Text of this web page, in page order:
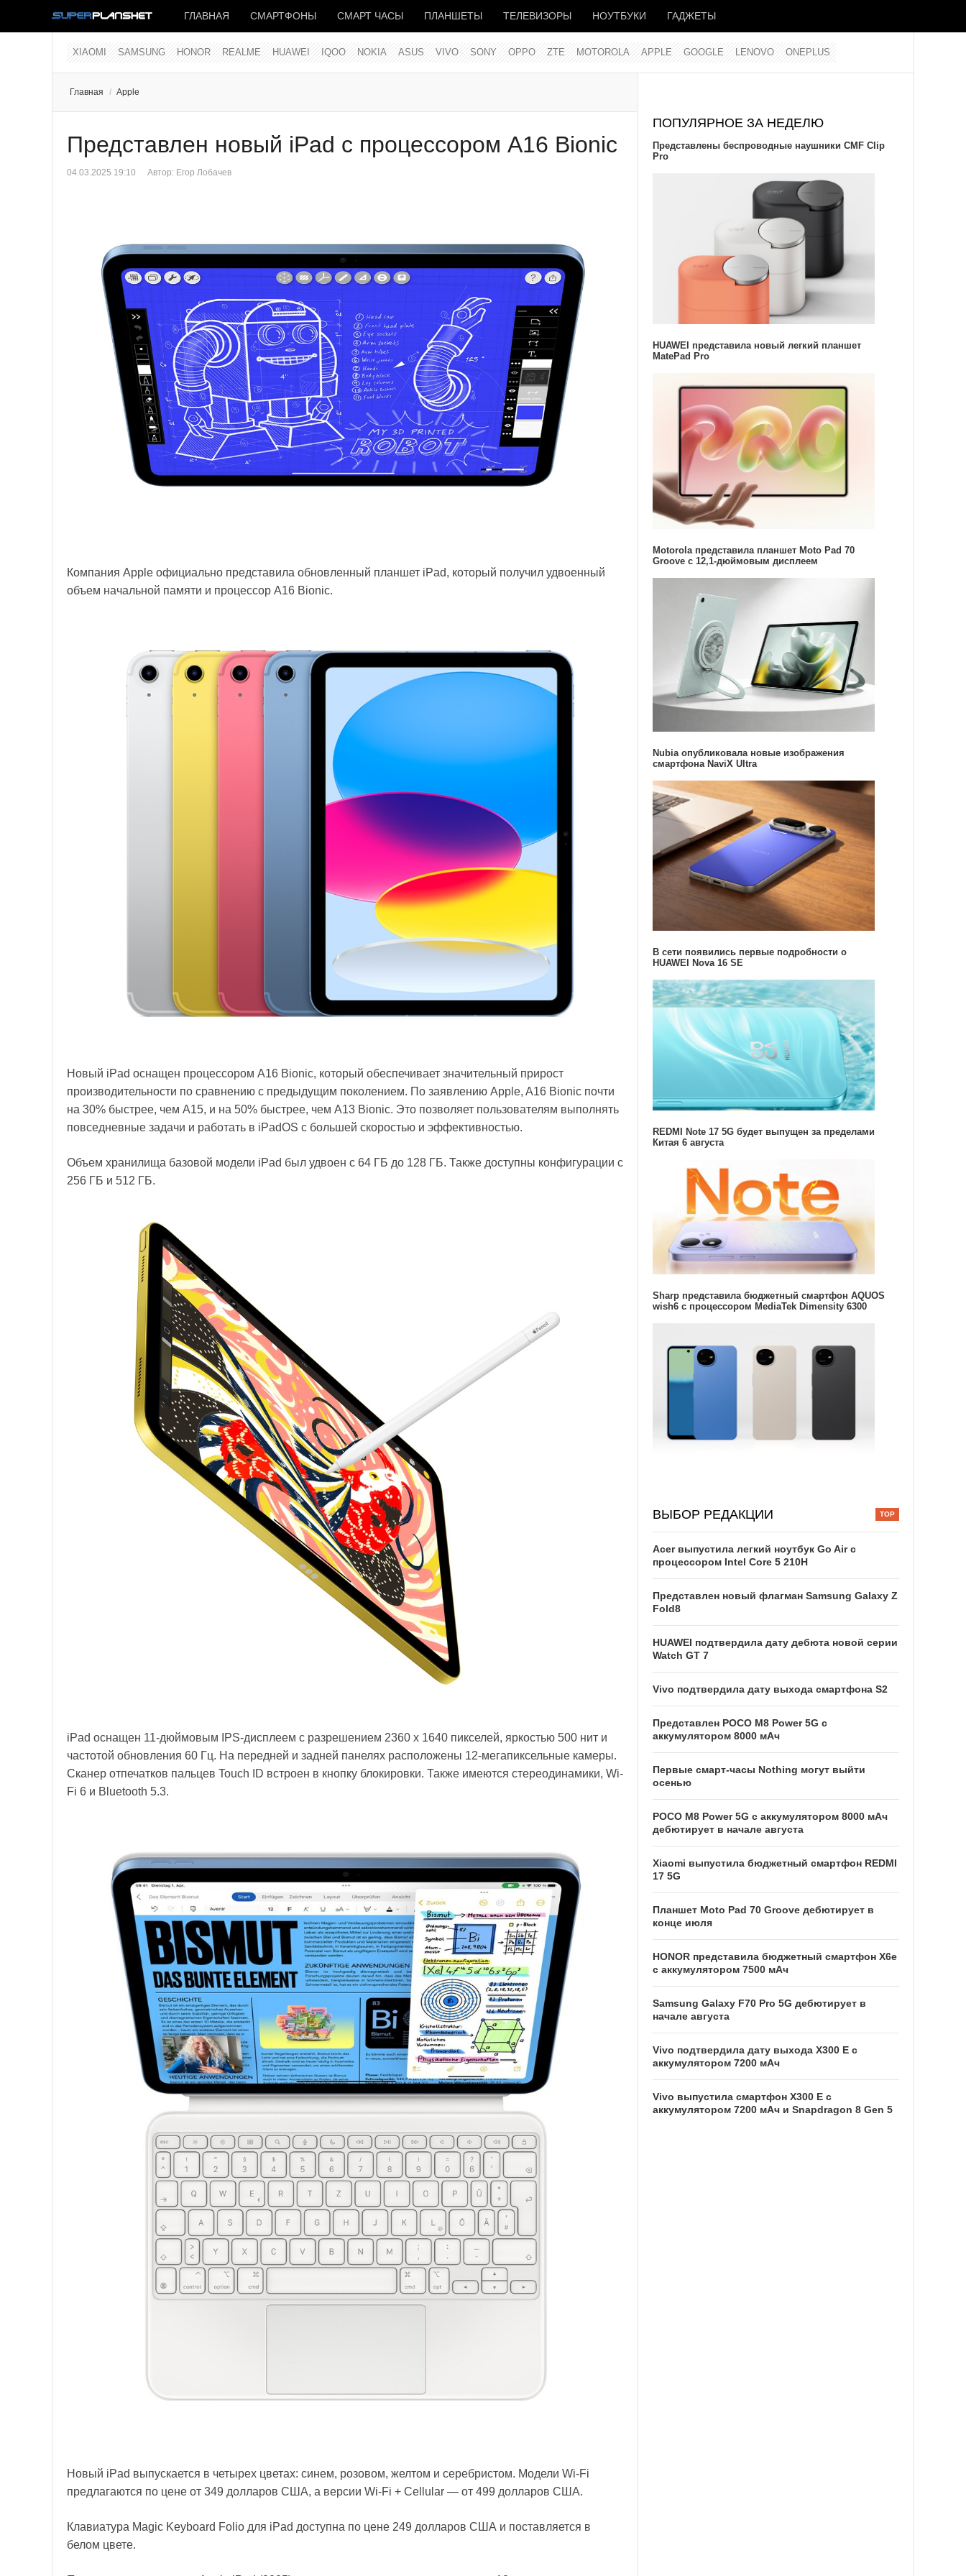
ГЛАВНАЯ СМАРТФОНЫ СМАРТ ЧАСЫ ПЛАНШЕТЫ ТЕЛЕВИЗОРЫ НОУТБУКИ ГАДЖЕТЫ
XIAOMI SAMSUNG HONOR REALME HUAWEI IQOO NOKIA ASUS VIVO SONY OPPO ZTE MOTOROLA APPLE GOOGLE LENOVO ONEPLUS
Главная / Apple
Представлен новый iPad с процессором A16 Bionic
04.03.2025 19:10 Автор: Егор Лобачев
Компания Apple официально представила обновленный планшет iPad, который получил удвоенный
объем начальной памяти и процессор A16 Bionic.
Новый iPad оснащен процессором A16 Bionic, который обеспечивает значительный прирост
производительности по сравнению с предыдущим поколением. По заявлению Apple, A16 Bionic почти
на 30% быстрее, чем A15, и на 50% быстрее, чем A13 Bionic. Это позволяет пользователям выполнять
повседневные задачи и работать в iPadOS с большей скоростью и эффективностью.
Объем хранилища базовой модели iPad был удвоен с 64 ГБ до 128 ГБ. Также доступны конфигурации с
256 ГБ и 512 ГБ.
iPad оснащен 11-дюймовым IPS-дисплеем с разрешением 2360 x 1640 пикселей, яркостью 500 нит и
частотой обновления 60 Гц. На передней и задней панелях расположены 12-мегапиксельные камеры.
Сканер отпечатков пальцев Touch ID встроен в кнопку блокировки. Также имеются стереодинамики, Wi-
Fi 6 и Bluetooth 5.3.
Новый iPad выпускается в четырех цветах: синем, розовом, желтом и серебристом. Модели Wi-Fi
предлагаются по цене от 349 долларов США, а версии Wi-Fi + Cellular — от 499 долларов США.
Клавиатура Magic Keyboard Folio для iPad доступна по цене 249 долларов США и поставляется в
белом цвете.
ПОПУЛЯРНОЕ ЗА НЕДЕЛЮ
Представлены беспроводные наушники CMF Clip
Pro
HUAWEI представила новый легкий планшет
MatePad Pro
Motorola представила планшет Moto Pad 70
Groove с 12,1-дюймовым дисплеем
Nubia опубликовала новые изображения
смартфона NaviX Ultra
В сети появились первые подробности о
HUAWEI Nova 16 SE
REDMI Note 17 5G будет выпущен за пределами
Китая 6 августа
Sharp представила бюджетный смартфон AQUOS
wish6 с процессором MediaTek Dimensity 6300
ВЫБОР РЕДАКЦИИ
Acer выпустила легкий ноутбук Go Air c
процессором Intel Core 5 210H
Представлен новый флагман Samsung Galaxy Z
Fold8
HUAWEI подтвердила дату дебюта новой серии
Watch GT 7
Vivo подтвердила дату выхода смартфона S2
Представлен POCO M8 Power 5G с
аккумулятором 8000 мАч
Первые смарт-часы Nothing могут выйти
осенью
POCO M8 Power 5G с аккумулятором 8000 мАч
дебютирует в начале августа
Xiaomi выпустила бюджетный смартфон REDMI
17 5G
Планшет Moto Pad 70 Groove дебютирует в
конце июля
HONOR представила бюджетный смартфон X6e
с аккумулятором 7500 мАч
Samsung Galaxy F70 Pro 5G дебютирует в
начале августа
Vivo подтвердила дату выхода X300 E с
аккумулятором 7200 мАч
Vivo выпустила смартфон X300 E с
аккумулятором 7200 мАч и Snapdragon 8 Gen 5